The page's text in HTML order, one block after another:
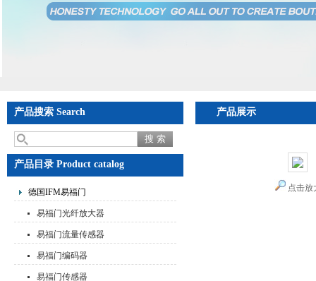
产品搜索 Search
产品目录 Product catalog
德国IFM易福门
易福门光纤放大器
易福门流量传感器
易福门编码器
易福门传感器
产品展示
点击放